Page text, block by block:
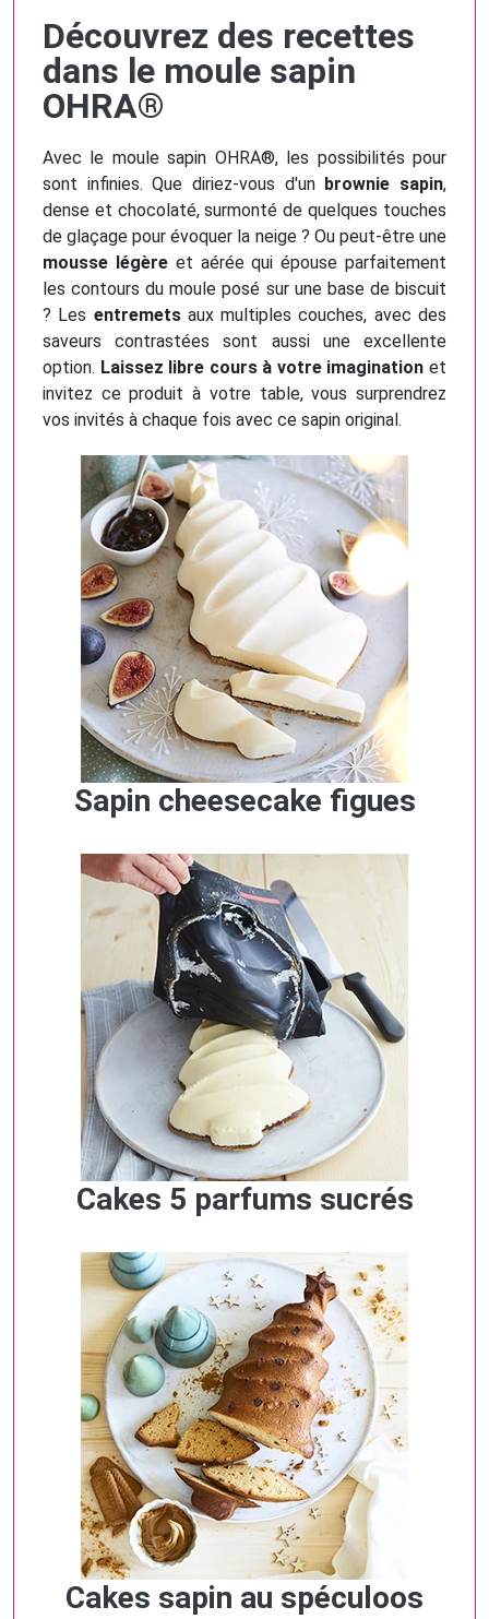
Découvrez des recettes
dans le moule sapin
OHRA®
Avec le moule sapin OHRA®, les possibilités pour
sont infinies. Que diriez-vous d'un brownie sapin,
dense et chocolaté, surmonté de quelques touches
de glaçage pour évoquer la neige ? Ou peut-être une
mousse légèreet aérée qui épouse parfaitement
les contours du moule posé sur une base de biscuit
? Les entremetsaux multiples couches, avec des
saveurs contrastées sont aussi une excellente
option. Laissez libre cours à votre imagination et
invitez ce produit à votre table, vous surprendrez
vos invités à chaque fois avec ce sapin original.
Sapin cheesecake figues
Cakes 5 parfums sucrés
Cakes sapin au spéculoos